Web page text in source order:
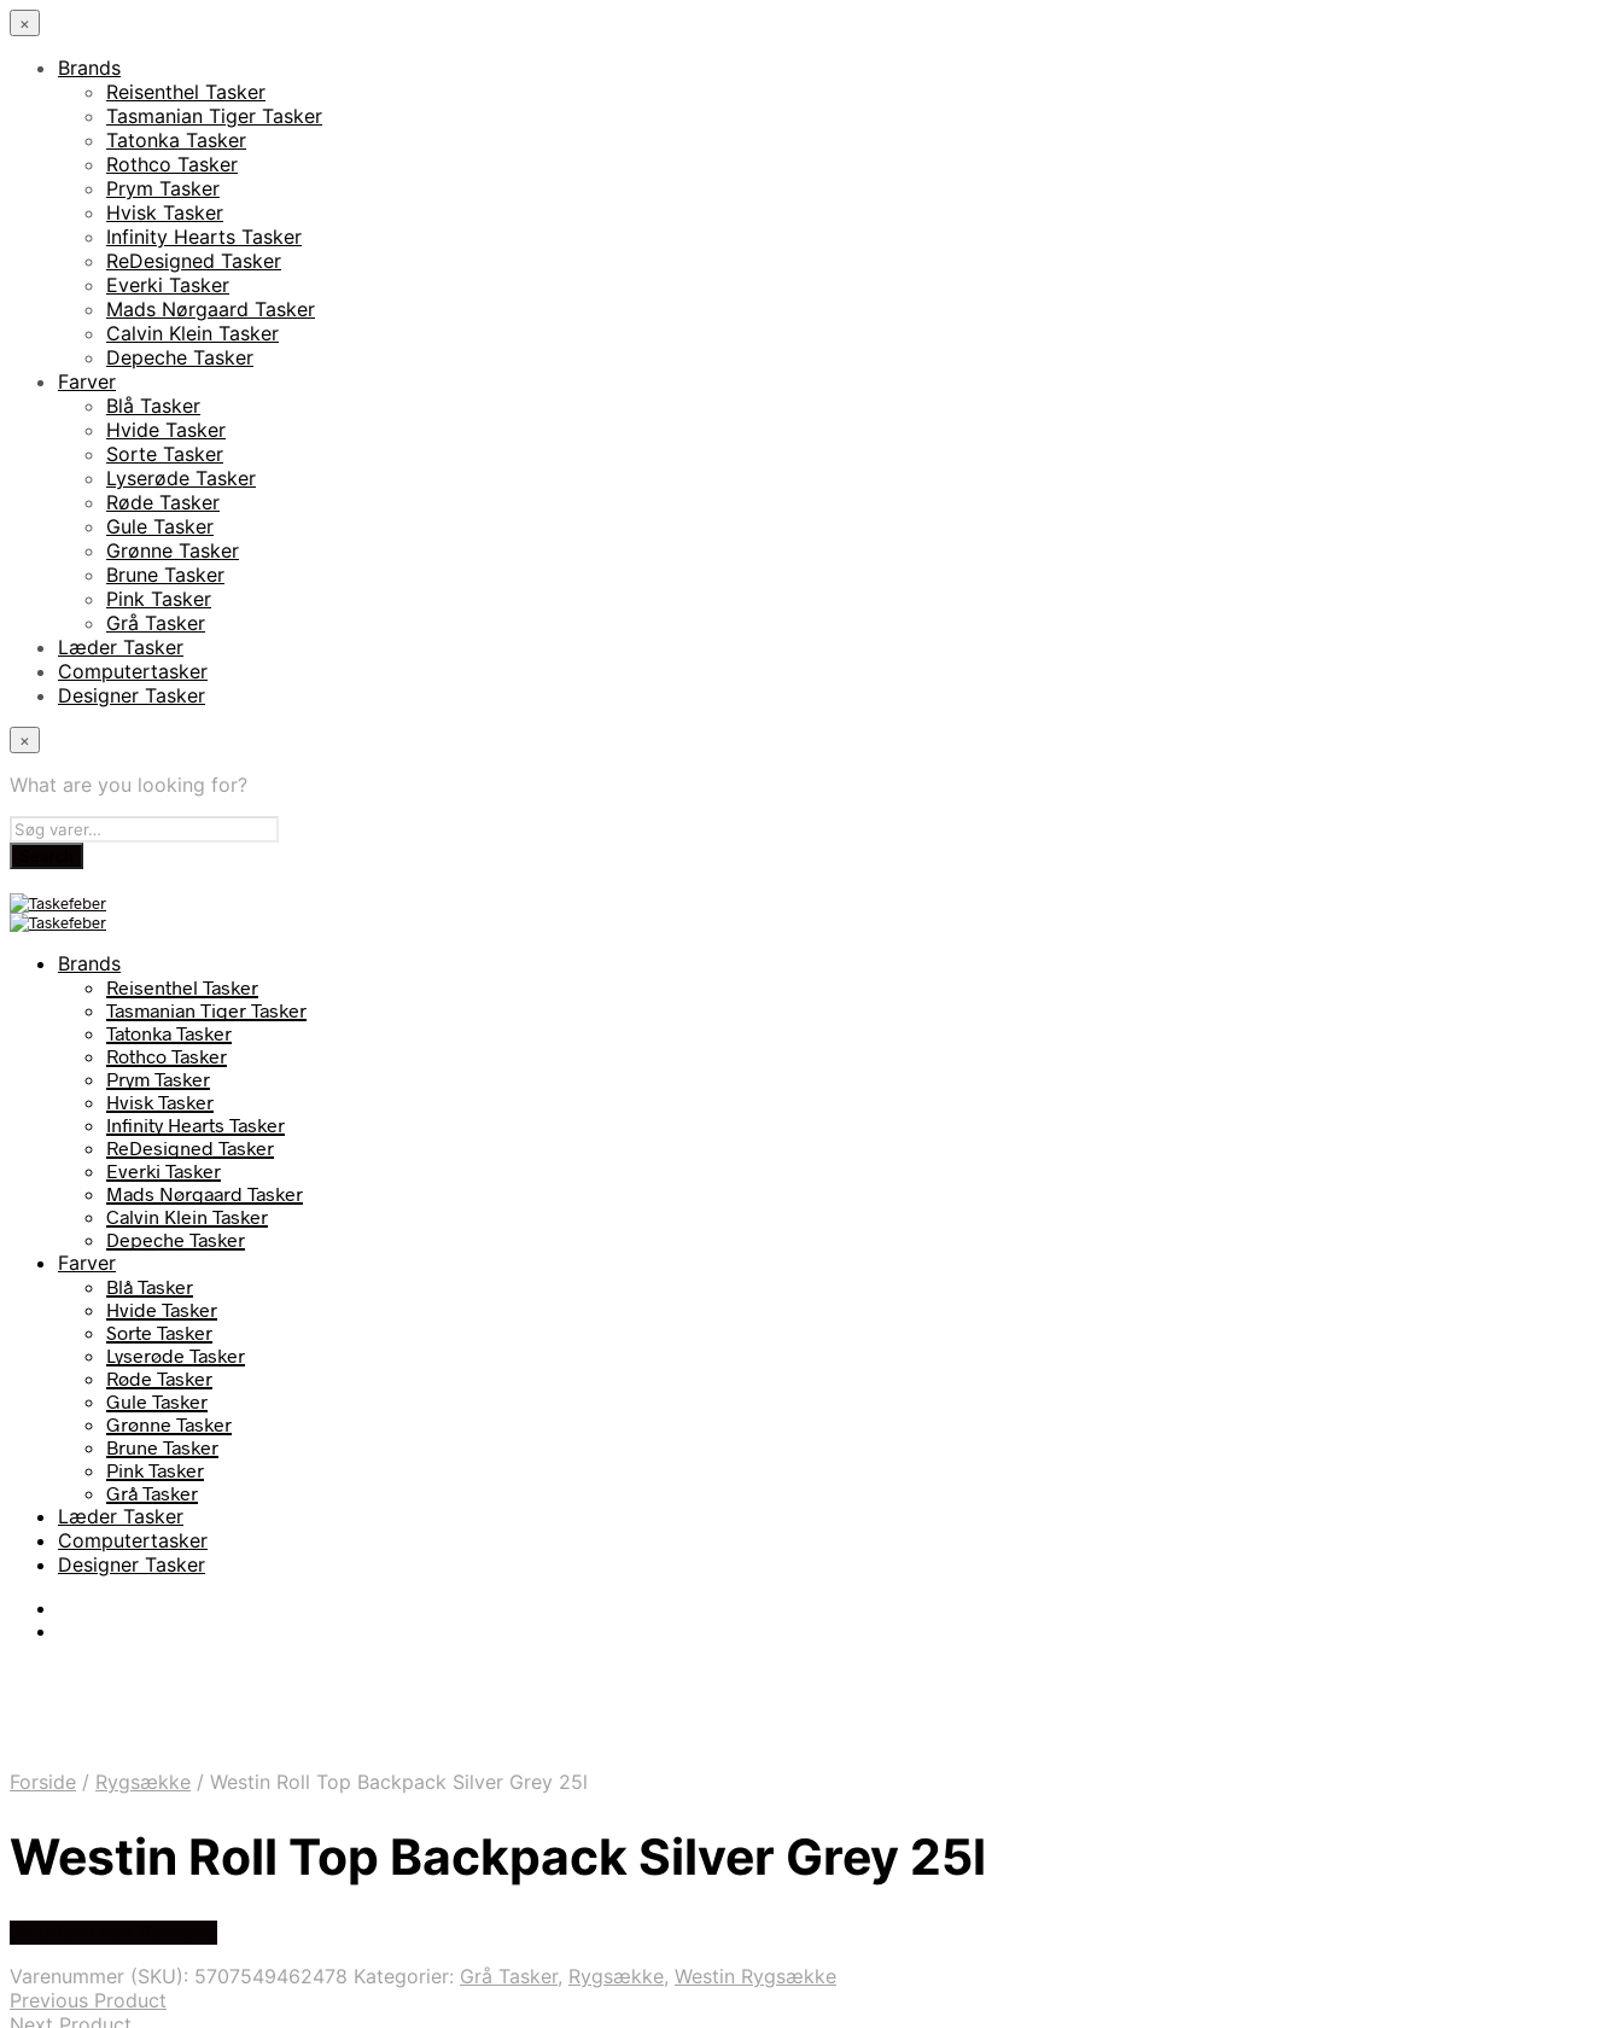
×
Brands
Reisenthel Tasker
Tasmanian Tiger Tasker
Tatonka Tasker
Rothco Tasker
Prym Tasker
Hvisk Tasker
Infinity Hearts Tasker
ReDesigned Tasker
Everki Tasker
Mads Nørgaard Tasker
Calvin Klein Tasker
Depeche Tasker
Farver
Blå Tasker
Hvide Tasker
Sorte Tasker
Lyserøde Tasker
Røde Tasker
Gule Tasker
Grønne Tasker
Brune Tasker
Pink Tasker
Grå Tasker
Læder Tasker
Computertasker
Designer Tasker
×
What are you looking for?
Brands
Reisenthel Tasker
Tasmanian Tiger Tasker
Tatonka Tasker
Rothco Tasker
Prym Tasker
Hvisk Tasker
Infinity Hearts Tasker
ReDesigned Tasker
Everki Tasker
Mads Nørgaard Tasker
Calvin Klein Tasker
Depeche Tasker
Farver
Blå Tasker
Hvide Tasker
Sorte Tasker
Lyserøde Tasker
Røde Tasker
Gule Tasker
Grønne Tasker
Brune Tasker
Pink Tasker
Grå Tasker
Læder Tasker
Computertasker
Designer Tasker
Forside / Rygsække / Westin Roll Top Backpack Silver Grey 25l
Westin Roll Top Backpack Silver Grey 25l
Varenummer (SKU): 5707549462478 Kategorier: Grå Tasker, Rygsække, Westin Rygsække
Previous Product